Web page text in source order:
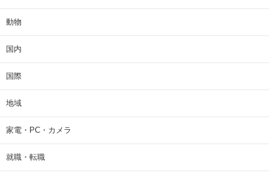
動物
国内
国際
地域
家電・PC・カメラ
就職・転職